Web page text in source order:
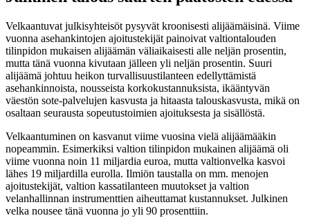
Velkaantuvat julkisyhteisöt pysyvät kroonisesti alijäämäisinä. Viime
vuonna asehankintojen ajoitustekijät painoivat valtiontalouden
tilinpidon mukaisen alijäämän väliaikaisesti alle neljän prosentin,
mutta tänä vuonna kivutaan jälleen yli neljän prosentin. Suuri
alijäämä johtuu heikon turvallisuustilanteen edellyttämistä
asehankinnoista, nousseista korkokustannuksista, ikääntyvän
väestön sote-palvelujen kasvusta ja hitaasta talouskasvusta, mikä on
osaltaan seurausta sopeutustoimien ajoituksesta ja sisällöstä.
Velkaantuminen on kasvanut viime vuosina vielä alijäämääkin
nopeammin. Esimerkiksi valtion tilinpidon mukainen alijäämä oli
viime vuonna noin 11 miljardia euroa, mutta valtionvelka kasvoi
lähes 19 miljardilla eurolla. Ilmiön taustalla on mm. menojen
ajoitustekijät, valtion kassatilanteen muutokset ja valtion
velanhallinnan instrumenttien aiheuttamat kustannukset. Julkinen
velka nousee tänä vuonna jo yli 90 prosenttiin.